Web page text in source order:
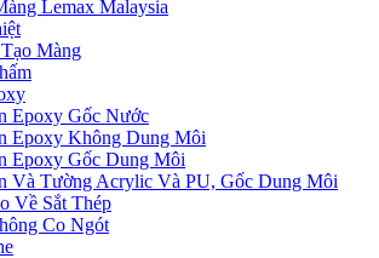
Lemax Malaysia
Màng
Epoxy Gốc Nước
Epoxy Không Dung Môi
Epoxy Gốc Dung Môi
Và Tường Acrylic Và PU, Gốc Dung Môi
Về Sắt Thép
Co Ngót